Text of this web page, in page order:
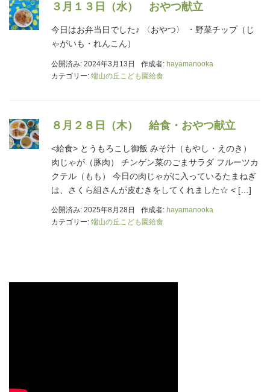
３月１３日（水） おやつ献立
今日はお弁当日でした♪ 〈おやつ〉 ・野菜チップ（じ
ゃがいも・れんこん）
公開済み: 2024年3月13日 作成者: hayamanooka
カテゴリー: 端山の丘こども園給食
８月２８日（木） 給食・おやつ献立
<給食> とうもろこし御飯 みそ汁（もやし・えのき）
肉じゃが（豚肉） チンゲン菜のごまサラダ フルーツカ
クテル（もも） 今日の肉じゃがに入っているたまねぎ
は、さくら組さんが皮むきをしてくれました☆ < […]
公開済み: 2025年8月28日 作成者: hayamanooka
カテゴリー: 端山の丘こども園給食